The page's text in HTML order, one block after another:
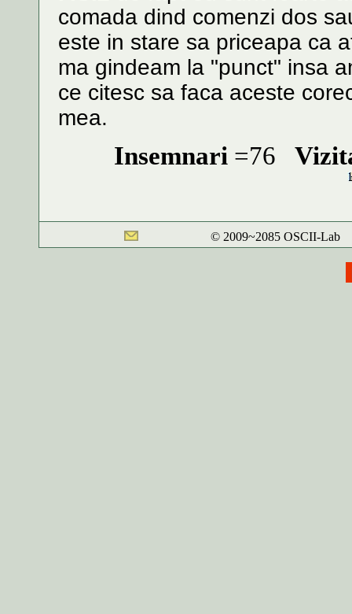
comada dind comenzi dos
este in stare sa priceapa ca
ma gindeam la "punct" insa
ce citesc sa faca aceste
mea.
Insemnari =76
© 2009~2085 OSCII-